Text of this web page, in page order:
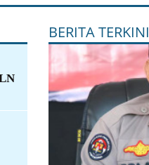
BERITA TERKINI